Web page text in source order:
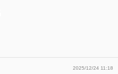
2025/12/24 11:18